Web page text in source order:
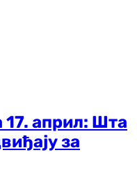
17. април: Шта
за